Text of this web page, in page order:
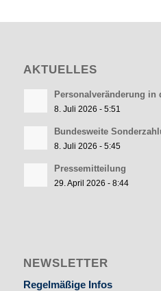
AKTUELLES
Personalveränderung in
8. Juli 2026 - 5:51
Bundesweite
8. Juli 2026 - 5:45
Pressemitteilung
29. April 2026 - 8:44
NEWSLETTER
Regelmäßige Infos